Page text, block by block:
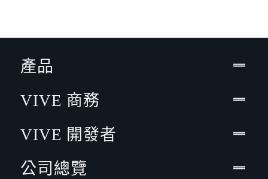
產品
VIVE 商務
VIVE 開發者
公司總覽